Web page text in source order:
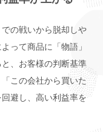
の戦いから脱却しや
って商品に「物語」
、お客様の判断基準
この会社から買いた
避し、高い利益率を